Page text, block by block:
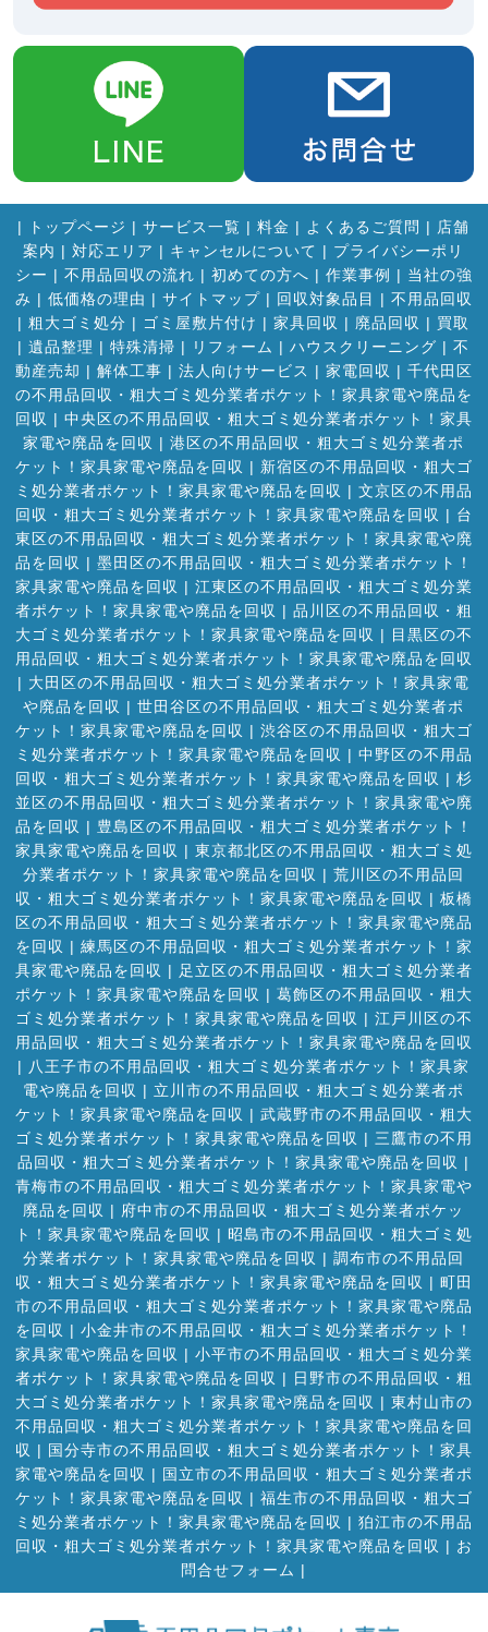
| トップページ | サービス一覧 | 料金 | よくあるご質問 | 店舗
案内 | 対応エリア | キャンセルについて | プライバシーポリ
シー | 不用品回収の流れ | 初めての方へ | 作業事例 | 当社の強
み | 低価格の理由 | サイトマップ| 回収対象品目 | 不用品回収
| 粗大ゴミ処分 | ゴミ屋敷片付け | 家具回収 | 廃品回収 | 買取
| 遺品整理 | 特殊清掃 | リフォーム | ハウスクリーニング | 不
動産売却 | 解体工事 | 法人向けサービス | 家電回収 | 千代田区
の不用品回収・粗大ゴミ処分業者ポケット！家具家電や廃品を
回収 | 中央区の不用品回収・粗大ゴミ処分業者ポケット！家具
家電や廃品を回収 | 港区の不用品回収・粗大ゴミ処分業者ポ
ケット！家具家電や廃品を回収 | 新宿区の不用品回収・粗大ゴ
ミ処分業者ポケット！家具家電や廃品を回収 | 文京区の不用品
回収・粗大ゴミ処分業者ポケット！家具家電や廃品を回収 | 台
東区の不用品回収・粗大ゴミ処分業者ポケット！家具家電や廃
品を回収 | 墨田区の不用品回収・粗大ゴミ処分業者ポケット！
家具家電や廃品を回収 | 江東区の不用品回収・粗大ゴミ処分業
者ポケット！家具家電や廃品を回収 | 品川区の不用品回収・粗
大ゴミ処分業者ポケット！家具家電や廃品を回収 | 目黒区の不
用品回収・粗大ゴミ処分業者ポケット！家具家電や廃品を回収
| 大田区の不用品回収・粗大ゴミ処分業者ポケット！家具家電
や廃品を回収 | 世田谷区の不用品回収・粗大ゴミ処分業者ポ
ケット！家具家電や廃品を回収 | 渋谷区の不用品回収・粗大ゴ
ミ処分業者ポケット！家具家電や廃品を回収 | 中野区の不用品
回収・粗大ゴミ処分業者ポケット！家具家電や廃品を回収 | 杉
並区の不用品回収・粗大ゴミ処分業者ポケット！家具家電や廃
品を回収 | 豊島区の不用品回収・粗大ゴミ処分業者ポケット！
家具家電や廃品を回収 | 東京都北区の不用品回収・粗大ゴミ処
分業者ポケット！家具家電や廃品を回収 | 荒川区の不用品回
収・粗大ゴミ処分業者ポケット！家具家電や廃品を回収 | 板橋
区の不用品回収・粗大ゴミ処分業者ポケット！家具家電や廃品
を回収 | 練馬区の不用品回収・粗大ゴミ処分業者ポケット！家
具家電や廃品を回収 | 足立区の不用品回収・粗大ゴミ処分業者
ポケット！家具家電や廃品を回収 | 葛飾区の不用品回収・粗大
ゴミ処分業者ポケット！家具家電や廃品を回収 | 江戸川区の不
用品回収・粗大ゴミ処分業者ポケット！家具家電や廃品を回収
| 八王子市の不用品回収・粗大ゴミ処分業者ポケット！家具家
電や廃品を回収 | 立川市の不用品回収・粗大ゴミ処分業者ポ
ケット！家具家電や廃品を回収 | 武蔵野市の不用品回収・粗大
ゴミ処分業者ポケット！家具家電や廃品を回収 | 三鷹市の不用
品回収・粗大ゴミ処分業者ポケット！家具家電や廃品を回収 |
青梅市の不用品回収・粗大ゴミ処分業者ポケット！家具家電や
廃品を回収 | 府中市の不用品回収・粗大ゴミ処分業者ポケッ
ト！家具家電や廃品を回収 | 昭島市の不用品回収・粗大ゴミ処
分業者ポケット！家具家電や廃品を回収 | 調布市の不用品回
収・粗大ゴミ処分業者ポケット！家具家電や廃品を回収 | 町田
市の不用品回収・粗大ゴミ処分業者ポケット！家具家電や廃品
を回収 | 小金井市の不用品回収・粗大ゴミ処分業者ポケット！
家具家電や廃品を回収 | 小平市の不用品回収・粗大ゴミ処分業
者ポケット！家具家電や廃品を回収 | 日野市の不用品回収・粗
大ゴミ処分業者ポケット！家具家電や廃品を回収 | 東村山市の
不用品回収・粗大ゴミ処分業者ポケット！家具家電や廃品を回
収 | 国分寺市の不用品回収・粗大ゴミ処分業者ポケット！家具
家電や廃品を回収 | 国立市の不用品回収・粗大ゴミ処分業者ポ
ケット！家具家電や廃品を回収 | 福生市の不用品回収・粗大ゴ
ミ処分業者ポケット！家具家電や廃品を回収 | 狛江市の不用品
回収・粗大ゴミ処分業者ポケット！家具家電や廃品を回収 | お
問合せフォーム |